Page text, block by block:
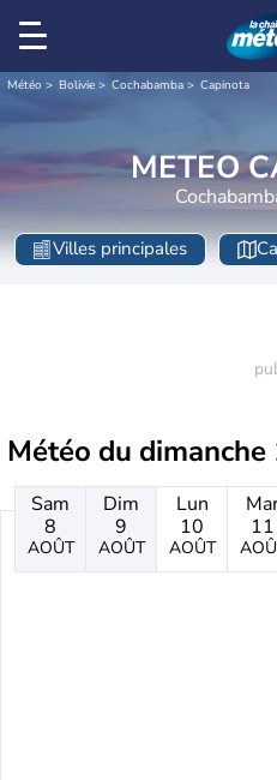
Météo Bolivie Cochabamba Capinota
METEO
Villes principales
Météo du dimanche
Sam
8
AOÛT
Dim
9
AOÛT
Lun
10
AOÛT
11